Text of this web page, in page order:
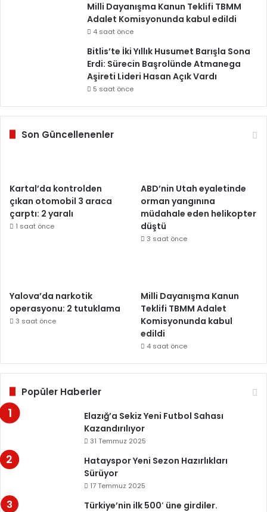
Milli Dayanışma Kanun Teklifi TBMM
Adalet Komisyonunda kabul edildi
4 saat önce
Bitlis’te İki Yıllık Husumet Barışla Sona
Erdi: Sürecin Başrolünde Atmanega
Aşireti Lideri Hasan Açık Vardı
5 saat önce
Son Güncellenenler
Kartal’da kontrolden
çıkan otomobil 3 araca
çarptı: 2 yaralı
1 saat önce
ABD’nin Utah eyaletinde
orman yangınına
müdahale eden helikopter
düştü
3 saat önce
Yalova’da narkotik
operasyonu: 2 tutuklama
3 saat önce
Milli Dayanışma Kanun
Teklifi TBMM Adalet
Komisyonunda kabul
edildi
4 saat önce
Popüler Haberler
Elazığ’a Sekiz Yeni Futbol Sahası
Kazandırılıyor
31 Temmuz 2025
Hatayspor Yeni Sezon Hazırlıkları
Sürüyor
17 Temmuz 2025
Türkiye’nin ilk 500′ üne girdiler.